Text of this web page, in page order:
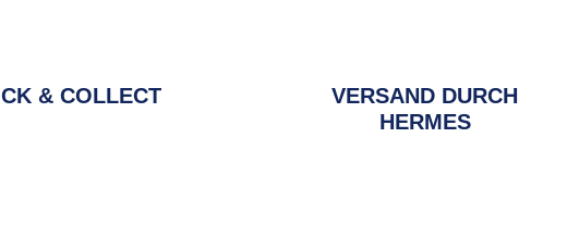
& COLLECT
VERSAND DURCH
HERMES